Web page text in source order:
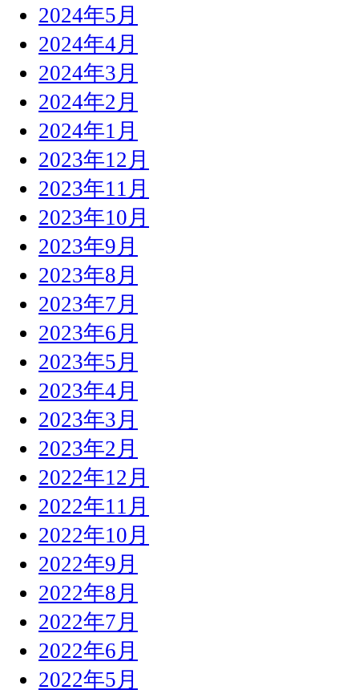
2024年5月
2024年4月
2024年3月
2024年2月
2024年1月
2023年12月
2023年11月
2023年10月
2023年9月
2023年8月
2023年7月
2023年6月
2023年5月
2023年4月
2023年3月
2023年2月
2022年12月
2022年11月
2022年10月
2022年9月
2022年8月
2022年7月
2022年6月
2022年5月